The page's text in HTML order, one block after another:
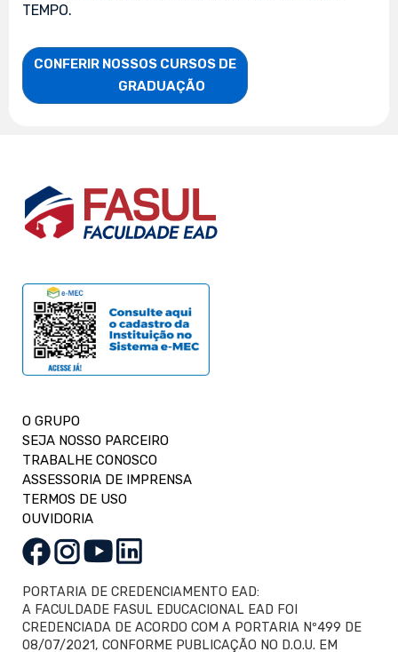
TEMPO.
CONFERIR NOSSOS CURSOS DE
                    GRADUAÇÃO
O GRUPO
SEJA NOSSO PARCEIRO
TRABALHE CONOSCO
ASSESSORIA DE IMPRENSA
TERMOS DE USO
OUVIDORIA
PORTARIA DE CREDENCIAMENTO EAD:
A FACULDADE FASUL EDUCACIONAL EAD FOI
CREDENCIADA DE ACORDO COM A PORTARIA Nº499 DE
08/07/2021, CONFORME PUBLICAÇÃO NO D.O.U. EM